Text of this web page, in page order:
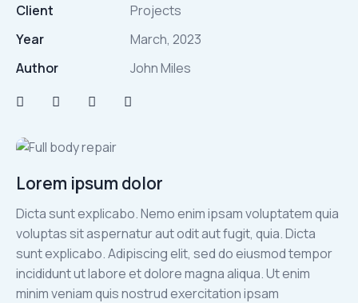
Lorem ipsum dolor
Dicta sunt explicabo. Nemo enim ipsam voluptatem quia
voluptas sit aspernatur aut odit aut fugit, quia. Dicta
sunt explicabo. Adipiscing elit, sed do eiusmod tempor
incididunt ut labore et dolore magna aliqua. Ut enim
minim veniam quis nostrud exercitation ipsam
Client
Projects
Year
March, 2023
Author
John Miles